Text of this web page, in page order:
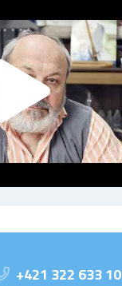
+421 322 633